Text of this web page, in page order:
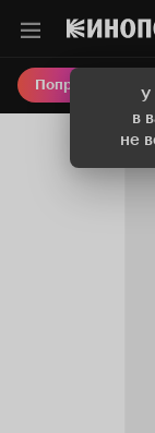
У
в
не
Попробовать